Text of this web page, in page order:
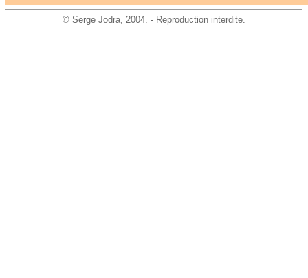
© Serge Jodra, 2004. - Reproduction interdite.